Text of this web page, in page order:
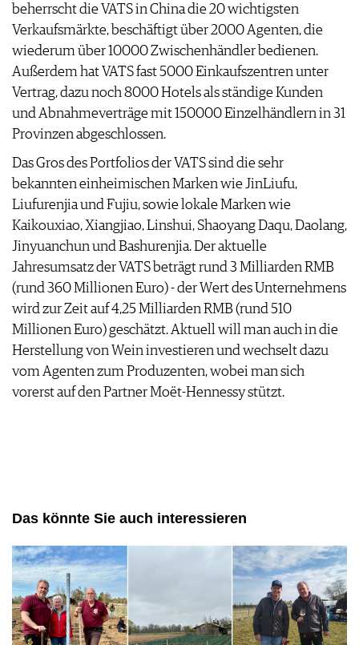
beherrscht die VATS in China die 20 wichtigsten
Verkaufsmärkte, beschäftigt über 2000 Agenten, die
wiederum über 10000 Zwischenhändler bedienen.
Außerdem hat VATS fast 5000 Einkaufszentren unter
Vertrag, dazu noch 8000 Hotels als ständige Kunden
und Abnahmeverträge mit 150000 Einzelhändlern in 31
Provinzen abgeschlossen.
Das Gros des Portfolios der VATS sind die sehr
bekannten einheimischen Marken wie JinLiufu,
Liufurenjia und Fujiu, sowie lokale Marken wie
Kaikouxiao, Xiangjiao, Linshui, Shaoyang Daqu, Daolang,
Jinyuanchun und Bashurenjia. Der aktuelle
Jahresumsatz der VATS beträgt rund 3 Milliarden RMB
(rund 360 Millionen Euro) - der Wert des Unternehmens
wird zur Zeit auf 4,25 Milliarden RMB (rund 510
Millionen Euro) geschätzt. Aktuell will man auch in die
Herstellung von Wein investieren und wechselt dazu
vom Agenten zum Produzenten, wobei man sich
vorerst auf den Partner Moët-Hennessy stützt.
Das könnte Sie auch interessieren